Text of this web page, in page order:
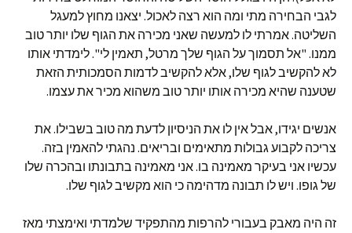
לגבי הבחירה מתי ומה הוא רצה לאכול. יצאנו מחוץ למעגל
השליטה. אמרתי לו למעשה שאני מכירה את הגוף שלו יותר טוב
ממנו. "אל תסמוך על הגוף שלך מרטל, תאמין לי". לימדתי אותו
לא להקשיב לגוף שלו, אלא להקשיב לדמות הסמכותית הזאת
שטענה שהיא מכירה אותו יותר טוב משהוא מכיר את עצמו.
אנשים יגידו, אבל אין לו את הניסיון לדעת מה טוב בשבילו. את
צריכה לקבוע גבולות מתאימים ובריאים. נהגתי להאמין בזה.
עכשיו אני בעיקר מאמינה בו. אני מאמינה בתבונתו ובהכרה שלו
של גופו. ויש לו תבונה מדהימה כי הוא מקשיב לגוף שלו.
זה היה מאבק בעבורי להרפות מהתפקיד שלמדתי ואימצתי מאז